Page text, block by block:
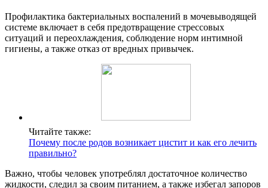
Профилактика бактериальных воспалений в мочевыводящей
системе включает в себя предотвращение стрессовых
ситуаций и переохлаждения, соблюдение норм интимной
гигиены, а также отказ от вредных привычек.
Читайте также:
Почему после родов возникает цистит и как его лечить
правильно?
Важно, чтобы человек употреблял достаточное количество
жидкости, следил за своим питанием, а также избегал запоров